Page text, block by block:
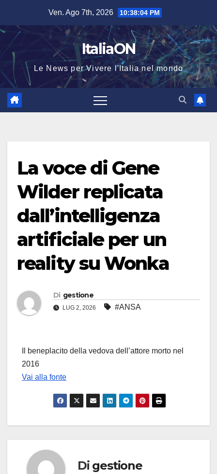
contenuto
Ven. Ago 7th, 2026 10:38:04 PM
ItaliaON
Le News per Vivere l'Italia nel mondo
La voce di Gene
Wilder replicata
dall’intelligenza
artificiale per un
reality su Wonka
Di gestione
LUG 2, 2026 #ANSA
Il beneplacito della vedova dell’attore morto nel
2016
Vai alla fonte
Di gestione